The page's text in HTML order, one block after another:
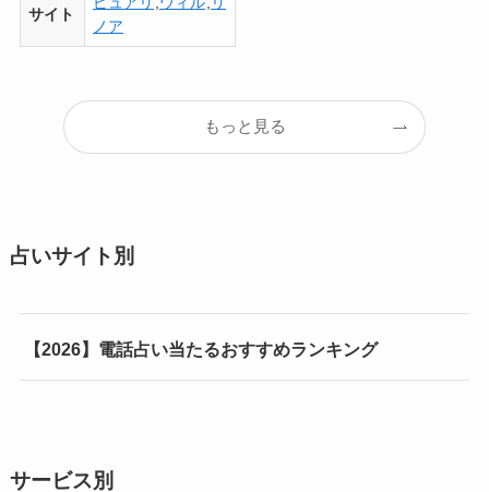
サイト
ノア
もっと見る
占いサイト別
【2026】電話占い当たるおすすめランキング
サービス別